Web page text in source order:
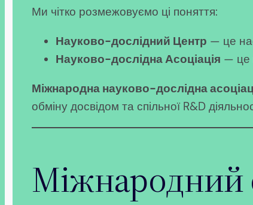
Ми чітко розмежовуємо ці поняття:
Науково-дослідний Центр — це
Науково-дослідна Асоціація — це
Міжнародна науково-дослідна
обміну досвідом та спільної R&D
Міжнародний